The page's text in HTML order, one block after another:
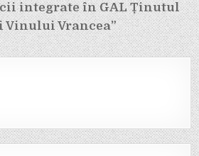
integrate în GAL Ținutul
Vinului Vrancea”